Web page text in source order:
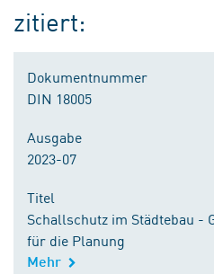
zitiert:
Dokumentnummer
DIN 18005
Ausgabe
2023-07
Titel
Schallschutz im Städtebau -
für die Planung
Mehr